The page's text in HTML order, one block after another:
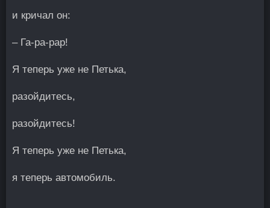
и кричал он:
– Га-ра-рар!
Я теперь уже не Петька,
разойдитесь,
разойдитесь!
Я теперь уже не Петька,
я теперь автомобиль.